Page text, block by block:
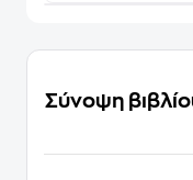
Σύνοψη